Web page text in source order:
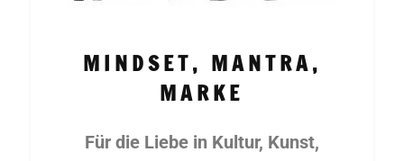
MINDSET, MANTRA,
MARKE
Für die Liebe in Kultur, Kunst,